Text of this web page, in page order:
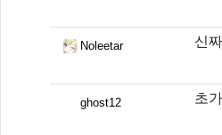
Noleetar 신
ghost12 초